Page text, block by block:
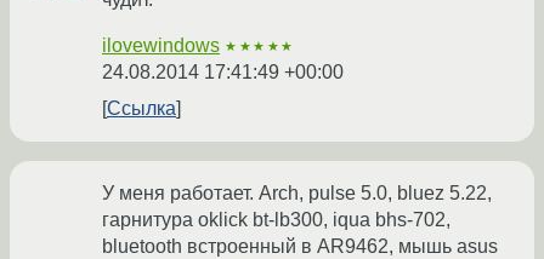
ilovewindows ★★★★★
24.08.2014 17:41:49 +00:00
Ссылка
У меня работает. Arch, pulse 5.0, bluez 5.22,
гарнитура oklick bt-lb300, iqua bhs-702,
bluetooth встроенный в AR9462, мышь asus